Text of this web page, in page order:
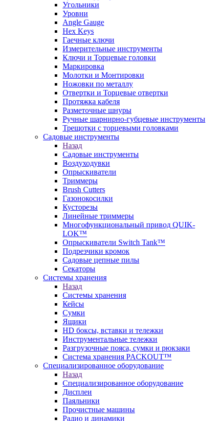
Угольники
Уровни
Angle Gauge
Hex Keys
Гаечные ключи
Измерительные инструменты
Ключи и Торцевые головки
Маркировка
Молотки и Монтировки
Ножовки по металлу
Отвертки и Торцевые отвертки
Протяжка кабеля
Разметочные шнуры
Ручные шарнирно-губцевые инструменты
Трещотки с торцевыми головками
Садовые инструменты
Назад
Садовые инструменты
Воздуходувки
Опрыскиватели
Триммеры
Brush Cutters
Газонокосилки
Кусторезы
Линейные триммеры
Многофункциональный привод QUIK-
LOK™
Опрыскиватели Switch Tank™
Подрезчики кромок
Садовые цепные пилы
Секаторы
Системы хранения
Назад
Системы хранения
Кейсы
Сумки
Ящики
HD боксы, вставки и тележки
Инструментальные тележки
Разгрузочные пояса, сумки и рюкзаки
Система хранения PACKOUT™
Специализированное оборудование
Назад
Специализированное оборудование
Дисплеи
Паяльники
Прочистные машины
Радио и динамики